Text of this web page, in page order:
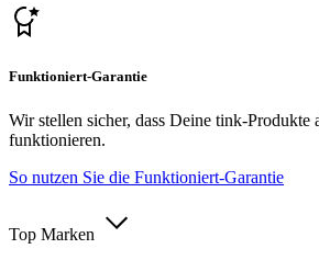
Funktioniert-Garantie
Wir stellen sicher, dass Deine tink-Produkte
funktionieren.
So nutzen Sie die Funktioniert-Garantie
Top Marken